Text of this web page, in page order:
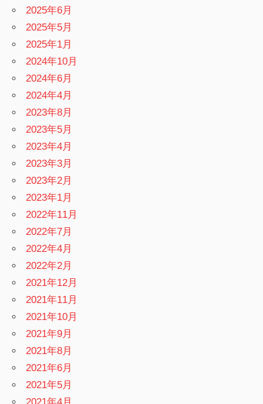
2025年6月
2025年5月
2025年1月
2024年10月
2024年6月
2024年4月
2023年8月
2023年5月
2023年4月
2023年3月
2023年2月
2023年1月
2022年11月
2022年7月
2022年4月
2022年2月
2021年12月
2021年11月
2021年10月
2021年9月
2021年8月
2021年6月
2021年5月